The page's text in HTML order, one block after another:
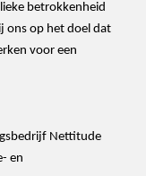
betrokkenheid
ons op het doel dat
voor een
Nettitude
en